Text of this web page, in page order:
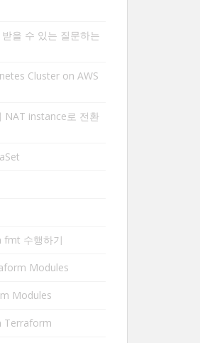
을 수 있는 질문하는
Cluster on AWS
NAT instance로 전환
fmt 수행하기
Modules
Modules
Terraform